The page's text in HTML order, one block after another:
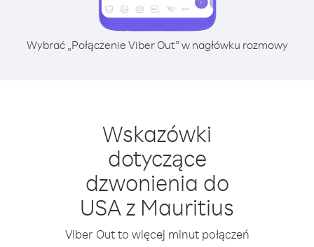
Wybrać „Połączenie Viber Out” w nagłówku rozmowy
Wskazówki
dotyczące
dzwonienia do
USA z Mauritius
Viber Out to więcej minut połączeń